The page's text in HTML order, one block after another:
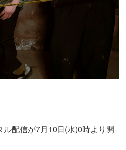
配信が7月10日(水)0時より開